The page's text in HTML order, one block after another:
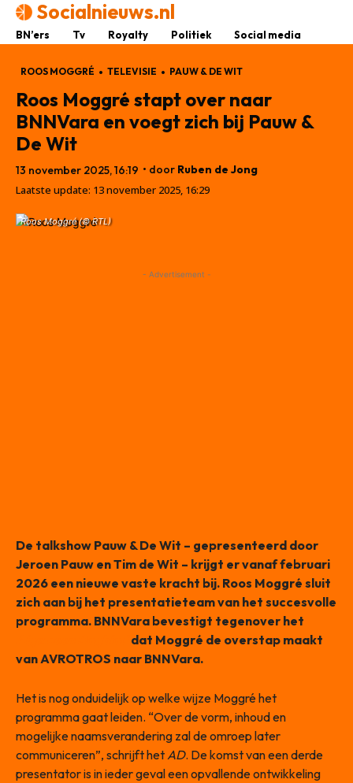
Socialnieuws.nl
BN’ers Tv Royalty Politiek Social media
ROOS MOGGRÉ TELEVISIE PAUW & DE WIT
Roos Moggré stapt over naar
BNNVara en voegt zich bij Pauw &
De Wit
13 november 2025, 16:19 • door Ruben de Jong
Laatste update: 13 november 2025, 16:29
Roos Moggré (© RTL)
- Advertisement -
De talkshow Pauw & De Wit – gepresenteerd door
Jeroen Pauw en Tim de Wit – krijgt er vanaf februari
2026 een nieuwe vaste kracht bij. Roos Moggré sluit
zich aan bij het presentatieteam van het succesvolle
programma. BNNVara bevestigt tegenover het
dat Moggré de overstap maakt
van AVROTROS naar BNNVara.
Het is nog onduidelijk op welke wijze Moggré het
programma gaat leiden. “Over de vorm, inhoud en
mogelijke naamsverandering zal de omroep later
communiceren”, schrijft het AD. De komst van een derde
presentator is in ieder geval een opvallende ontwikkeling